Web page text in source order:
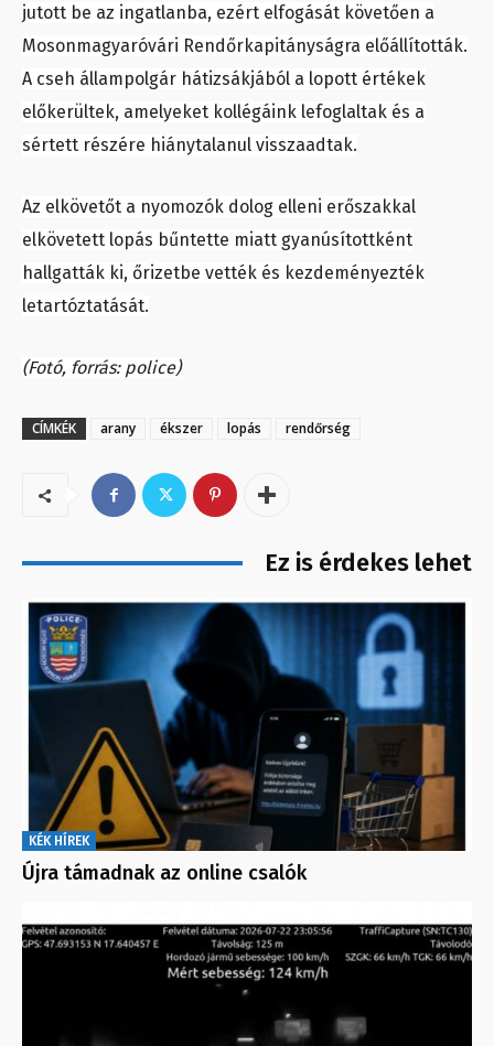
jutott be az ingatlanba, ezért elfogását követően a
Mosonmagyaróvári Rendőrkapitányságra előállították.
A cseh állampolgár hátizsákjából a lopott értékek
előkerültek, amelyeket kollégáink lefoglaltak és a
sértett részére hiánytalanul visszaadtak.
Az elkövetőt a nyomozók dolog elleni erőszakkal
elkövetett lopás bűntette miatt gyanúsítottként
hallgatták ki, őrizetbe vették és kezdeményezték
letartóztatását.
(Fotó, forrás: police)
CÍMKÉK arany ékszer lopás rendőrség
Ez is érdekes lehet
KÉK HÍREK
Újra támadnak az online csalók